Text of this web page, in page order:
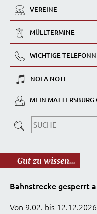
VEREINE
MÜLLTERMINE
WICHTIGE
NOLA NOTE
MEIN
Gut zu wissen...
Bahnstrecke gesperrt
Von 9.02. bis